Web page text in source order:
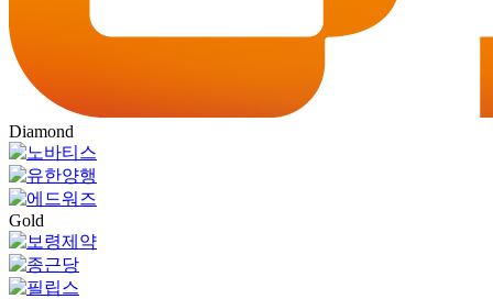
Diamond
Gold